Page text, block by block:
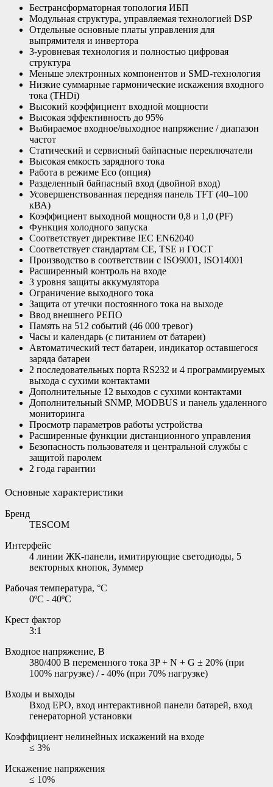
Бестрансформаторная топология ИБП
Модульная структура, управляемая технологией DSP
Отдельные основные платы управления для
выпрямителя и инвертора
3-уровневая технология и полностью цифровая
структура
Меньше электронных компонентов и SMD-технология
Низкие суммарные гармонические искажения входного
тока (THDi)
Высокий коэффициент входной мощности
Высокая эффективность до 95%
Выбираемое входное/выходное напряжение / диапазон
частот
Статический и сервисный байпасные переключатели
Высокая емкость зарядного тока
Работа в режиме Eco (опция)
Разделенный байпасный вход (двойной вход)
Усовершенствованная передняя панель TFT (40–100
кВА)
Коэффициент выходной мощности 0,8 и 1,0 (PF)
Функция холодного запуска
Соответствует директиве IEC EN62040
Соответствует стандартам CE, TSE и ГОСТ
Производство в соответствии с ISO9001, ISO14001
Расширенный контроль на входе
3 уровня защиты аккумулятора
Ограничение выходного тока
Защита от утечки постоянного тока на выходе
Ввод внешнего РЕПО
Память на 512 событий (46 000 тревог)
Часы и календарь (с питанием от батареи)
Автоматический тест батареи, индикатор оставшегося
заряда батареи
2 последовательных порта RS232 и 4 программируемых
выхода с сухими контактами
Дополнительные 12 выходов с сухими контактами
Дополнительный SNMP, MODBUS и панель удаленного
мониторинга
Просмотр параметров работы устройства
Расширенные функции дистанционного управления
Безопасность пользователя и центральной службы с
защитой паролем
2 года гарантии
Основные характеристики
Бренд
TESCOM
Интерфейс
4 линии ЖК-панели, имитирующие светодиоды, 5
векторных кнопок, Зуммер
Рабочая температура, °С
0ºC - 40ºC
Крест фактор
3:1
Входное напряжение, В
380/400 В переменного тока 3P + N + G ± 20% (при
100% нагрузке) / - 40% (при 70% нагрузке)
Входы и выходы
Вход EPO, вход интерактивной панели батарей, вход
генераторной установки
Коэффициент нелинейных искажений на входе
≤ 3%
Искажение напряжения
≤ 10%